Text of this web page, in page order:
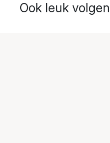
Ook leuk